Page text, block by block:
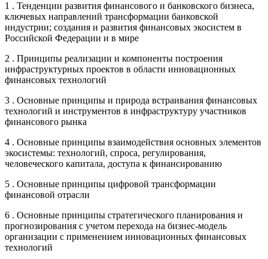
1 . Тенденции развития финансового и банковского бизнеса,
ключевых направлений трансформации банковской
индустрии; создания и развития финансовых экосистем в
Российской Федерации и в мире
2 . Принципы реализации и компоненты построения
инфраструктурных проектов в области инновационных
финансовых технологий
3 . Основные принципы и природа встраивания финансовых
технологий и инструментов в инфраструктуру участников
финансового рынка
4 . Основные принципы взаимодействия основных элементов
экосистемы: технологий, спроса, регулирования,
человеческого капитала, доступа к финансированию
5 . Основные принципы цифровой трансформации
финансовой отрасли
6 . Основные принципы стратегического планирования и
прогнозирования с учетом перехода на бизнес-модель
организации с применением инновационных финансовых
технологий